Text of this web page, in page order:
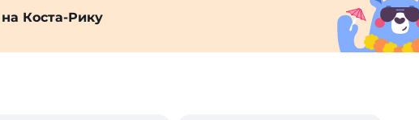
на Коста-Рику